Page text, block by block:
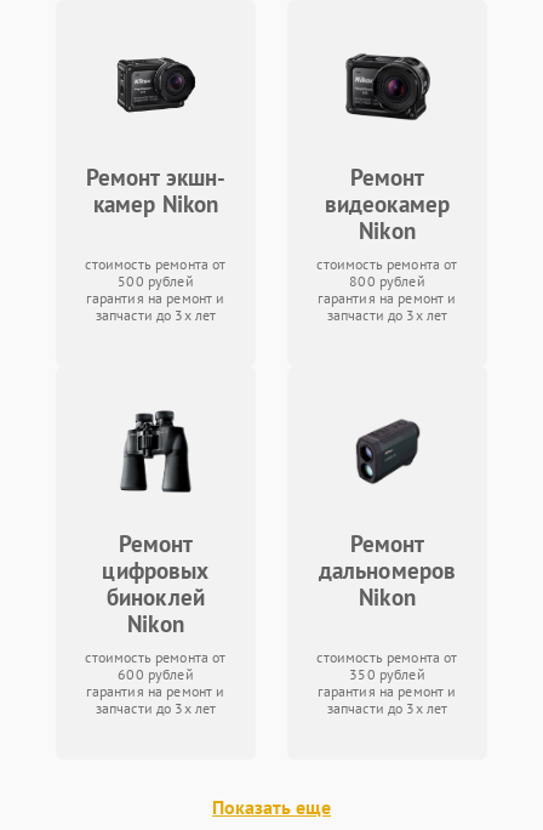
Ремонт экшн-
камер Nikon
стоимость ремонта от
500 рублей
гарантия на ремонт и
запчасти до 3х лет
Ремонт
видеокамер
Nikon
стоимость ремонта от
800 рублей
гарантия на ремонт и
запчасти до 3х лет
Ремонт
цифровых
биноклей
Nikon
стоимость ремонта от
600 рублей
гарантия на ремонт и
запчасти до 3х лет
Ремонт
дальномеров
Nikon
стоимость ремонта от
350 рублей
гарантия на ремонт и
запчасти до 3х лет
Показать еще